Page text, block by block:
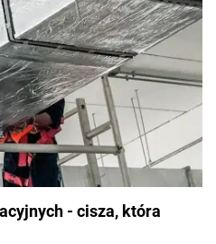
- cisza, która